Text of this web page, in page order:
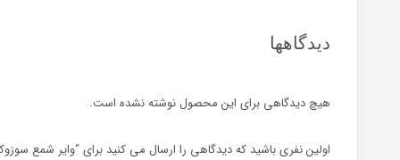
دیدگاهها
هیچ دیدگاهی برای این محصول نوشته نشده است.
اولین نفری باشید که دیدگاهی را ارسال می کنید برای “وایر شمع سوزوکی